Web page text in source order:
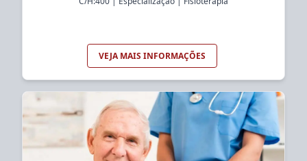
VEJA MAIS INFORMAÇÕES